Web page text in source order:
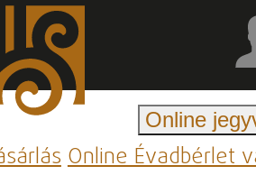
Online
Online Évadbérlet